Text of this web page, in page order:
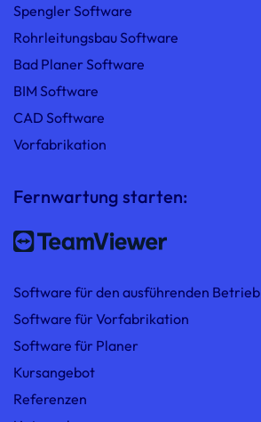
Spengler Software
Rohrleitungsbau Software
Bad Planer Software
BIM Software
CAD Software
Vorfabrikation
Fernwartung starten:
Software für den ausführenden Betrieb
Software für Vorfabrikation
Software für Planer
Kursangebot
Referenzen